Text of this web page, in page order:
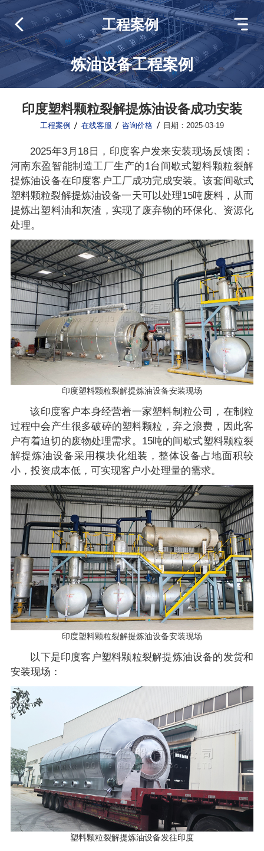
炼油设备工程案例
工程案例
印度塑料颗粒裂解提炼油设备成功安装
工程案例 在线客服 咨询价格 日期：2025-03-19
2025年3月18日，印度客户发来安装现场反馈图：
河南东盈智能制造工厂生产的1台间歇式塑料颗粒裂解
提炼油设备在印度客户工厂成功完成安装。该套间歇式
塑料颗粒裂解提炼油设备一天可以处理15吨废料，从而
提炼出塑料油和灰渣，实现了废弃物的环保化、资源化
处理。
印度塑料颗粒裂解提炼油设备安装现场
该印度客户本身经营着一家塑料制粒公司，在制粒
过程中会产生很多破碎的塑料颗粒，弃之浪费，因此客
户有着迫切的废物处理需求。15吨的间歇式塑料颗粒裂
解提炼油设备采用模块化组装，整体设备占地面积较
小，投资成本低，可实现客户小处理量的需求。
印度塑料颗粒裂解提炼油设备安装现场
以下是印度客户塑料颗粒裂解提炼油设备的发货和
安装现场：
塑料颗粒裂解提炼油设备发往印度